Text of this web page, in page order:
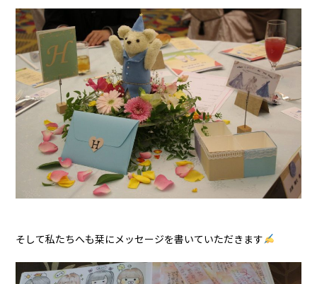
そして私たちへも栞にメッセージを書いていただきます